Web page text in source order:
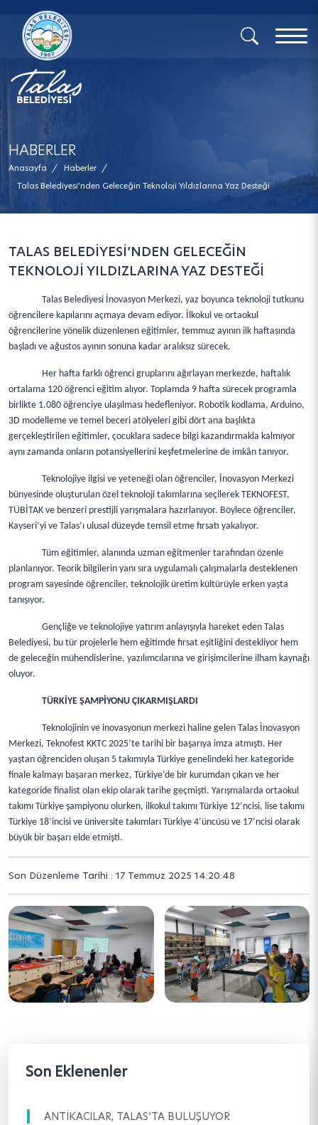
x
HABERLER
Anasayfa / Haberler /
Talas Belediyesi’nden Geleceğin Teknoloji Yıldızlarına Yaz Desteği
TALAS BELEDİYESİ’NDEN GELECEĞİN
TEKNOLOJİ YILDIZLARINA YAZ DESTEĞİ
Talas Belediyesi İnovasyon Merkezi, yaz boyunca teknoloji tutkunu
öğrencilere kapılarını açmaya devam ediyor. İlkokul ve ortaokul
öğrencilerine yönelik düzenlenen eğitimler, temmuz ayının ilk haftasında
başladı ve ağustos ayının sonuna kadar aralıksız sürecek.
Her hafta farklı öğrenci gruplarını ağırlayan merkezde, haftalık
ortalama 120 öğrenci eğitim alıyor. Toplamda 9 hafta sürecek programla
birlikte 1.080 öğrenciye ulaşılması hedefleniyor. Robotik kodlama, Arduino,
3D modelleme ve temel beceri atölyeleri gibi dört ana başlıkta
gerçekleştirilen eğitimler, çocuklara sadece bilgi kazandırmakla kalmıyor
aynı zamanda onların potansiyellerini keşfetmelerine de imkân tanıyor.
Teknolojiye ilgisi ve yeteneği olan öğrenciler, İnovasyon Merkezi
bünyesinde oluşturulan özel teknoloji takımlarına seçilerek TEKNOFEST,
TÜBİTAK ve benzeri prestijli yarışmalara hazırlanıyor. Böylece öğrenciler,
Kayseri’yi ve Talas’ı ulusal düzeyde temsil etme fırsatı yakalıyor.
Tüm eğitimler, alanında uzman eğitmenler tarafından özenle
planlanıyor. Teorik bilgilerin yanı sıra uygulamalı çalışmalarla desteklenen
program sayesinde öğrenciler, teknolojik üretim kültürüyle erken yaşta
tanışıyor.
Gençliğe ve teknolojiye yatırım anlayışıyla hareket eden Talas
Belediyesi, bu tür projelerle hem eğitimde fırsat eşitliğini destekliyor hem
de geleceğin mühendislerine, yazılımcılarına ve girişimcilerine ilham kaynağı
oluyor.
TÜRKİYE ŞAMPİYONU ÇIKARMIŞLARDI
Teknolojinin ve inovasyonun merkezi haline gelen Talas İnovasyon
Merkezi, Teknofest KKTC 2025’te tarihi bir başarıya imza atmıştı. Her
yaştan öğrenciden oluşan 5 takımıyla Türkiye genelindeki her kategoride
finale kalmayı başaran merkez, Türkiye’de bir kurumdan çıkan ve her
kategoride finalist olan ekip olarak tarihe geçmişti. Yarışmalarda ortaokul
takımı Türkiye şampiyonu olurken, ilkokul takımı Türkiye 12’ncisi, lise takımı
Türkiye 18’incisi ve üniversite takımları Türkiye 4’üncüsü ve 17’ncisi olarak
büyük bir başarı elde etmişti.
Son Düzenleme Tarihi : 17 Temmuz 2025 14:20:48
Son Eklenenler
ANTİKACILAR, TALAS’TA BULUŞUYOR